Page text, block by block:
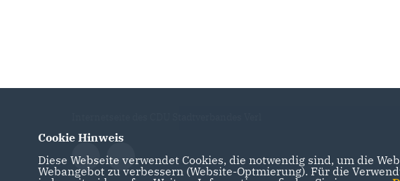
Cookie Hinweis
Diese Webseite verwendet Cookies, die notwendig sind, um die
Webangebot zu verbessern (Website-Optmierung). Für die